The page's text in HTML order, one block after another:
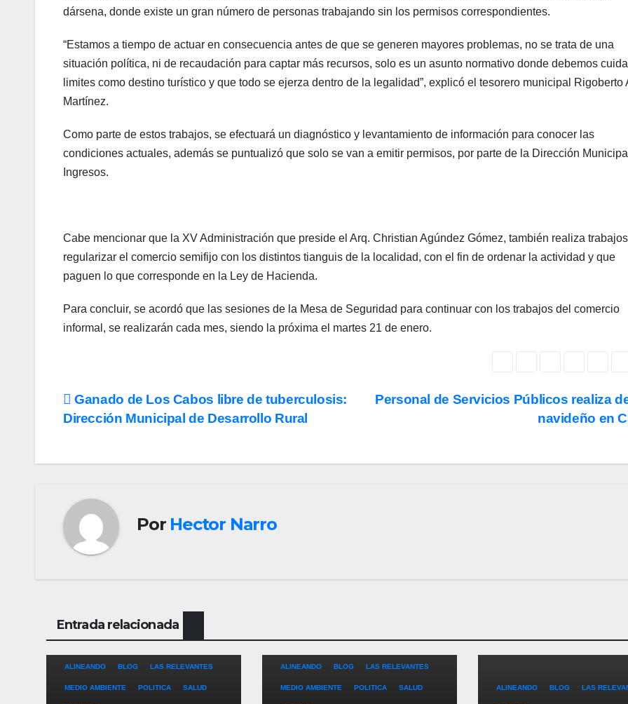
dársena, donde existe un gran número de personas trabajando sin los permisos correspondientes.
“Estamos a tiempo de actuar en consecuencia antes de que se generen mayores problemas, no se trata de una
situación política, ni de recaudación para captar más recursos, solo es un asunto normativo donde debemos
limites como destino turístico y que todo se ejerza dentro de la legalidad”, explicó el tesorero municipal Rigoberto
Martínez.
Como parte de estos trabajos, se efectuará un diagnóstico y levantamiento de información para conocer las
condiciones actuales, además se puntualizó que solo se van a emitir permisos, por parte de la Dirección
Ingresos.
Cabe mencionar que la XV Administración que preside el Arq. Christian Agúndez Gómez, también realiza
regularizar el comercio semifijo con los distintos tianguis de la localidad, con el fin de ordenar la actividad y que
paguen lo que corresponde en la Ley de Hacienda.
Para concluir, se acordó que las sesiones de la Mesa de Seguridad para continuar con los trabajos del comercio
informal, se realizarán cada mes, siendo la próxima el martes 21 de enero.
Navegación
entradas
Personal de Servicios Públicos realiza
navideño en
Ganado de Los Cabos libre de tuberculosis:
Dirección Municipal de Desarrollo Rural
Por Hector Narro
Entrada relacionada
ALINEANDO BLOG LAS RELEVANTES
MEDIO AMBIENTE POLITICA SALUD
ALINEANDO BLOG LAS RELEVANTES
MEDIO AMBIENTE POLITICA SALUD ALINEANDO BLOG LAS